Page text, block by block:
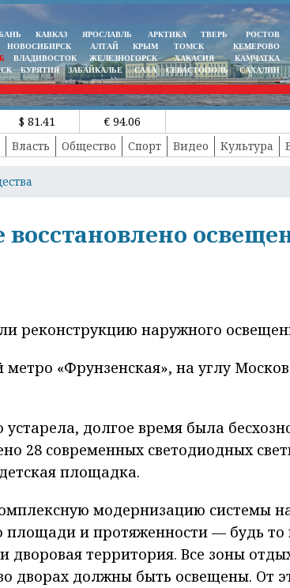
КАВКАЗ ЯРОСЛАВЛЬ АРКТИКА ТВЕРЬ
РОСТОВ
НОВОСИБИРСК АЛТАЙ КРЫМ ТОМСК
КЕМЕРОВО
ВЛАДИВОСТОК ЖЕЛЕЗНОГОРСК ХАКАСИЯ
КАМЧАТКА
БУРЯТИЯ ЗАБАЙКАЛЬЕ САХА СЕВАСТОПОЛЬ САХАЛИН
$ 81.41
€ 94.06
Власть Общество Спорт Видео Культура
реконструкцию наружного
«Фрунзенская», на углу
долгое время была
28 современных светодиодных
площадка.
модернизацию системы
площади и протяженности — будь то
дворовая территория. Все зоны
дворах должны быть освещены. От